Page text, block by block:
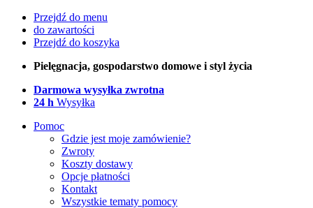
Przejdź do menu
do zawartości
Przejdź do koszyka
Pielęgnacja, gospodarstwo domowe i styl życia
Darmowa wysyłka zwrotna
24 h Wysyłka
Pomoc
Gdzie jest moje zamówienie?
Zwroty
Koszty dostawy
Opcje płatności
Kontakt
Wszystkie tematy pomocy